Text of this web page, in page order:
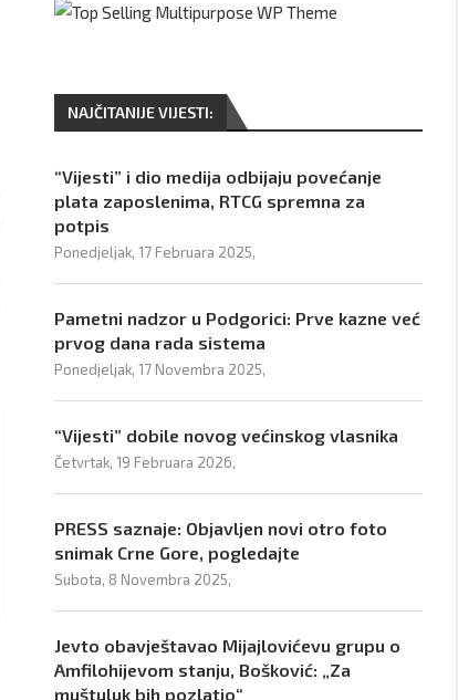
NAJČITANIJE VIJESTI:
“Vijesti” i dio medija odbijaju povećanje
plata zaposlenima, RTCG spremna za
potpis
Ponedjeljak, 17 Februara 2025,
Pametni nadzor u Podgorici: Prve kazne već
prvog dana rada sistema
Ponedjeljak, 17 Novembra 2025,
“Vijesti” dobile novog većinskog vlasnika
Četvrtak, 19 Februara 2026,
PRESS saznaje: Objavljen novi otro foto
snimak Crne Gore, pogledajte
Subota, 8 Novembra 2025,
Jevto obavještavao Mijajlovićevu grupu o
Amfilohijevom stanju, Bošković: „Za
muštuluk bih pozlatio“